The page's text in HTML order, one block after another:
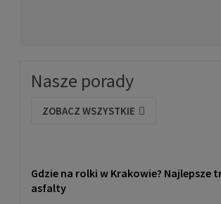
409,00 zł
Nasze porady
ZOBACZ WSZYSTKIE
Gdzie na rolki w Krakowie? Najlepsze
asfalty